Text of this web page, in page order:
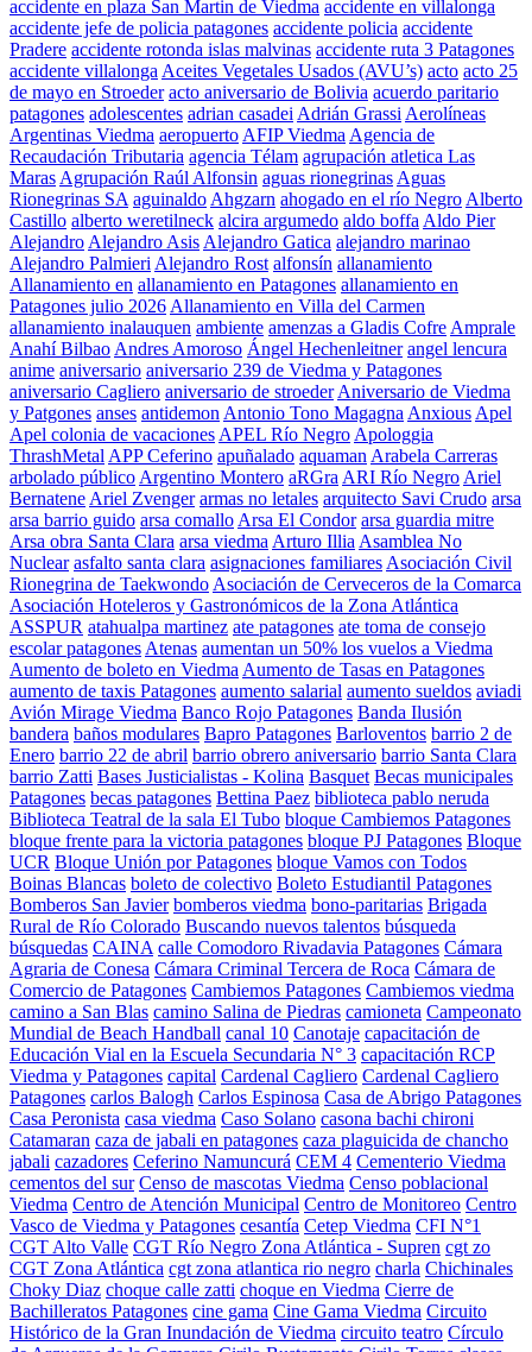
accidente en plaza San Martin de Viedma accidente en villalonga
accidente jefe de policia patagones accidente policia accidente
Pradere accidente rotonda islas malvinas accidente ruta 3 Patagones
accidente villalonga Aceites Vegetales Usados (AVU’s) acto acto 25
de mayo en Stroeder acto aniversario de Bolivia acuerdo paritario
patagones adolescentes adrian casadei Adrián Grassi Aerolíneas
Argentinas Viedma aeropuerto AFIP Viedma Agencia de
Recaudación Tributaria agencia Télam agrupación atletica Las
Maras Agrupación Raúl Alfonsin aguas rionegrinas Aguas
Rionegrinas SA aguinaldo Ahgzarn ahogado en el río Negro Alberto
Castillo alberto weretilneck alcira argumedo aldo boffa Aldo Pier
Alejandro Alejandro Asis Alejandro Gatica alejandro marinao
Alejandro Palmieri Alejandro Rost alfonsín allanamiento
Allanamiento en allanamiento en Patagones allanamiento en
Patagones julio 2026 Allanamiento en Villa del Carmen
allanamiento inalauquen ambiente amenzas a Gladis Cofre Amprale
Anahí Bilbao Andres Amoroso Ángel Hechenleitner angel lencura
anime aniversario aniversario 239 de Viedma y Patagones
aniversario Cagliero aniversario de stroeder Aniversario de Viedma
y Patgones anses antidemon Antonio Tono Magagna Anxious Apel
Apel colonia de vacaciones APEL Río Negro Apologgia
ThrashMetal APP Ceferino apuñalado aquaman Arabela Carreras
arbolado público Argentino Montero aRGra ARI Río Negro Ariel
Bernatene Ariel Zvenger armas no letales arquitecto Savi Crudo arsa
arsa barrio guido arsa comallo Arsa El Condor arsa guardia mitre
Arsa obra Santa Clara arsa viedma Arturo Illia Asamblea No
Nuclear asfalto santa clara asignaciones familiares Asociación Civil
Rionegrina de Taekwondo Asociación de Cerveceros de la Comarca
Asociación Hoteleros y Gastronómicos de la Zona Atlántica
ASSPUR atahualpa martinez ate patagones ate toma de consejo
escolar patagones Atenas aumentan un 50% los vuelos a Viedma
Aumento de boleto en Viedma Aumento de Tasas en Patagones
aumento de taxis Patagones aumento salarial aumento sueldos aviadi
Avión Mirage Viedma Banco Rojo Patagones Banda Ilusión
bandera baños modulares Bapro Patagones Barloventos barrio 2 de
Enero barrio 22 de abril barrio obrero aniversario barrio Santa Clara
barrio Zatti Bases Justicialistas - Kolina Basquet Becas municipales
Patagones becas patagones Bettina Paez biblioteca pablo neruda
Biblioteca Teatral de la sala El Tubo bloque Cambiemos Patagones
bloque frente para la victoria patagones bloque PJ Patagones Bloque
UCR Bloque Unión por Patagones bloque Vamos con Todos
Boinas Blancas boleto de colectivo Boleto Estudiantil Patagones
Bomberos San Javier bomberos viedma bono-paritarias Brigada
Rural de Río Colorado Buscando nuevos talentos búsqueda
búsquedas CAINA calle Comodoro Rivadavia Patagones Cámara
Agraria de Conesa Cámara Criminal Tercera de Roca Cámara de
Comercio de Patagones Cambiemos Patagones Cambiemos viedma
camino a San Blas camino Salina de Piedras camioneta Campeonato
Mundial de Beach Handball canal 10 Canotaje capacitación de
Educación Vial en la Escuela Secundaria N° 3 capacitación RCP
Viedma y Patagones capital Cardenal Cagliero Cardenal Cagliero
Patagones carlos Balogh Carlos Espinosa Casa de Abrigo Patagones
Casa Peronista casa viedma Caso Solano casona bachi chironi
Catamaran caza de jabali en patagones caza plaguicida de chancho
jabali cazadores Ceferino Namuncurá CEM 4 Cementerio Viedma
cementos del sur Censo de mascotas Viedma Censo poblacional
Viedma Centro de Atención Municipal Centro de Monitoreo Centro
Vasco de Viedma y Patagones cesantía Cetep Viedma CFI N°1
CGT Alto Valle CGT Río Negro Zona Atlántica - Supren cgt zo
CGT Zona Atlántica cgt zona atlantica rio negro charla Chichinales
Choky Diaz choque calle zatti choque en Viedma Cierre de
Bachilleratos Patagones cine gama Cine Gama Viedma Circuito
Histórico de la Gran Inundación de Viedma circuito teatro Círculo